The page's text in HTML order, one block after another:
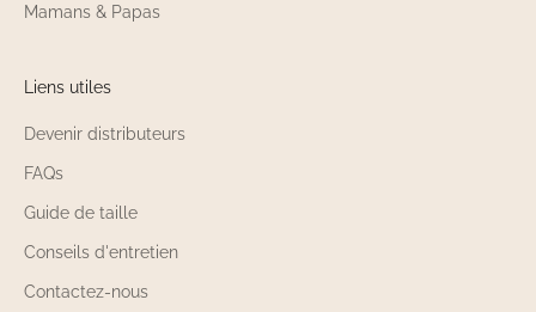
Mamans & Papas
Liens utiles
Devenir distributeurs
FAQs
Guide de taille
Conseils d'entretien
Contactez-nous